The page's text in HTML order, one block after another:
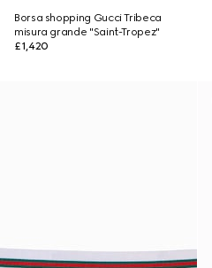
Borsa shopping Gucci Tribeca
misura grande "Saint-Tropez"
£1,420